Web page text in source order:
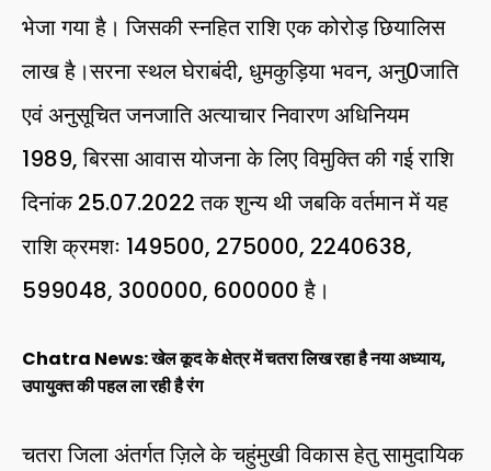
भेजा गया है। जिसकी स्नहित राशि एक कोरोड़ छियालिस
लाख है।सरना स्थल घेराबंदी, धुमकुड़िया भवन, अनु0जाति
एवं अनुसूचित जनजाति अत्याचार निवारण अधिनियम
1989, बिरसा आवास योजना के लिए विमुक्ति की गई राशि
दिनांक 25.07.2022 तक शुन्य थी जबकि वर्तमान में यह
राशि क्रमशः 149500, 275000, 2240638,
599048, 300000, 600000 है।
Chatra News: खेल कूद के क्षेत्र में चतरा लिख रहा है नया अध्याय,
उपायुक्त की पहल ला रही है रंग
चतरा जिला अंतर्गत ज़िले के चहुंमुखी विकास हेतु सामुदायिक